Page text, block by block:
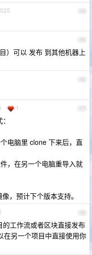
14
15
）可以 发布 到其他机器上
16
17
1
电脑里 clone 下来后，直
，在另一个电脑重导入就
，预计下个版本支持。
18
工作流或者区块直接发布
在另一个项目中直接使用你